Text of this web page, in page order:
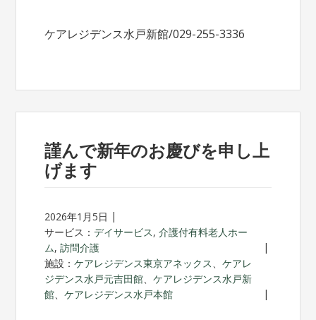
ケアレジデンス水戸新館/029-255-3336
謹んで新年のお慶びを申し上
げます
2026年1月5日
サービス：デイサービス,介護付有料老人ホー
ム,訪問介護
施設：ケアレジデンス東京アネックス、ケアレ
ジデンス水戸元吉田館、ケアレジデンス水戸新
館、ケアレジデンス水戸本館